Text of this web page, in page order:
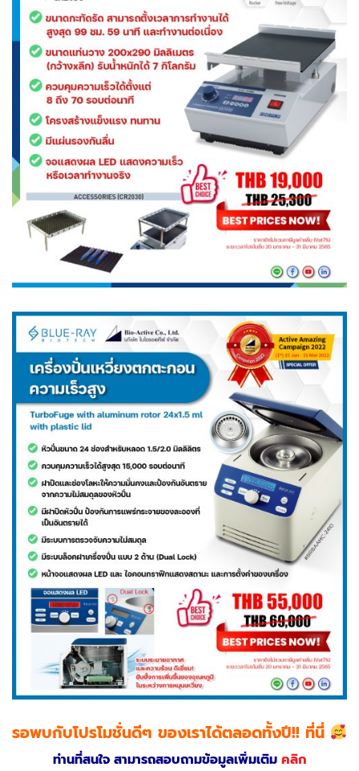
รอพบกับโปรโมชั่นดีๆ ของเราได้ตลอดทั้งปี!! ที่นี่
ท่านที่สนใจ สามารถสอบถามข้อมูลเพิ่มเติม คลิก